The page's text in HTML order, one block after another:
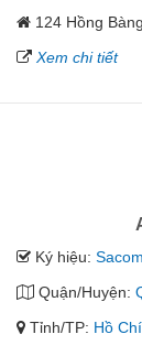
124 Hồng
Xem chi tiết
Ký hiệu:
Quận/Huyện:
Tỉnh/TP: Hồ